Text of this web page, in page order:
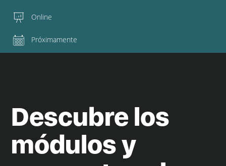
Online
Próximamente
Descubre los
módulos y